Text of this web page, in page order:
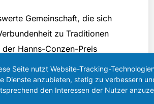
Gemeinschaft, die sich
zu Traditionen
Hanns-Conzen-Preis
Menschen zusammen, die
Wertschätzung und
des Hanns-Conzen-Preises
Seite nutzt Website-Tracking-
Dienste anzubieten, stetig zu verbessern
den Interessen der Nutzer